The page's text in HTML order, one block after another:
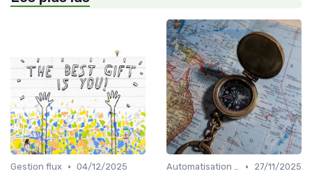
Gestion flux • 04/12/2025
Automatisation processus •
27/11/2025